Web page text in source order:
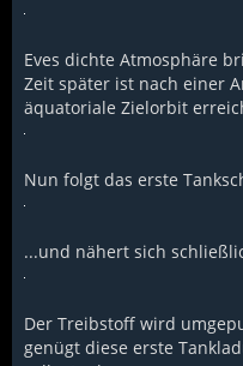
Eves dichte Atmosphäre
Zeit später ist nach einer
äquatoriale Zielorbit
Nun folgt das erste
...und nähert sich
Der Treibstoff wird
genügt diese erste